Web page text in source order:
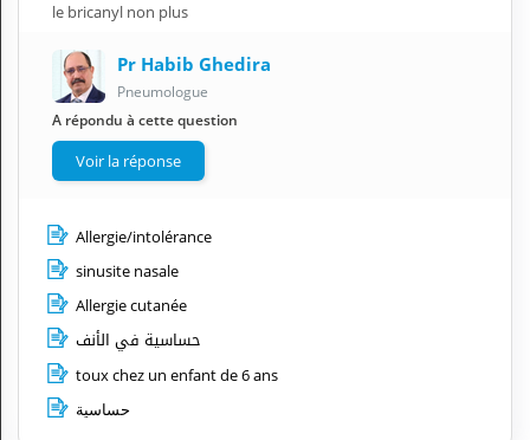
le bricanyl non plus
Pr Habib Ghedira
Pneumologue
A répondu à cette question
Voir la réponse
Allergie/intolérance
sinusite nasale
Allergie cutanée
حساسية في الأنف
toux chez un enfant de 6 ans
حساسية